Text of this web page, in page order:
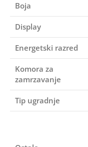
Boja
Display
Energetski razred
Komora za
zamrzavanje
Tip ugradnje